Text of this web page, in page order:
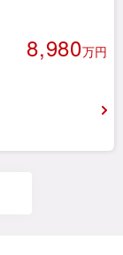
8,980万円